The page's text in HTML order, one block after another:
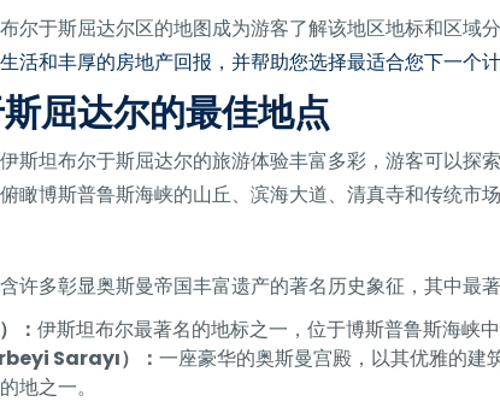
尔于斯屈达尔区的地图成为游客了解该地区地标和区域
活和丰厚的房地产回报，并帮助您选择最适合您下一个计
屈达尔的最佳地点
斯坦布尔于斯屈达尔的旅游体验丰富多彩，游客可以
瞰博斯普鲁斯海峡的山丘、滨海大道、清真寺和传统市
许多彰显奥斯曼帝国丰富遗产的著名历史象征，其中最著
：伊斯坦布尔最著名的地标之一，位于博斯普鲁斯海峡
Sarayı）：一座豪华的奥斯曼宫殿，以其优雅的建
地之一。